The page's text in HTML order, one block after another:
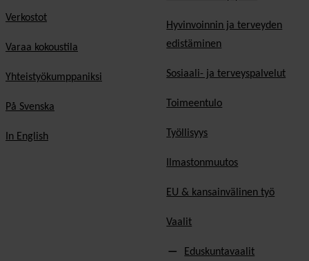
Verkostot
Varaa kokoustila
Yhteistyökumppaniksi
På Svenska
In English
Hyvinvoinnin ja terveyden
edistäminen
Sosiaali- ja terveyspalvelut
Toimeentulo
Työllisyys
Ilmastonmuutos
EU & kansainvälinen työ
Vaalit
Eduskuntavaalit